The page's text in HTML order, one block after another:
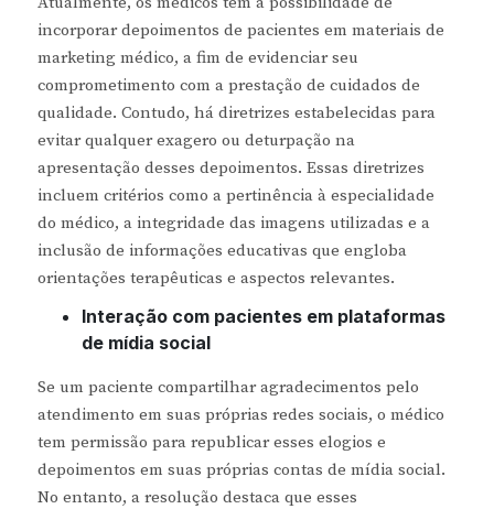
incorporar depoimentos de pacientes em materiais de
marketing médico, a fim de evidenciar seu
comprometimento com a prestação de cuidados de
qualidade. Contudo, há diretrizes estabelecidas para
evitar qualquer exagero ou deturpação na
apresentação desses depoimentos. Essas diretrizes
incluem critérios como a pertinência à especialidade
do médico, a integridade das imagens utilizadas e a
inclusão de informações educativas que engloba
orientações terapêuticas e aspectos relevantes.
Interação com pacientes em plataformas
de mídia social
Se um paciente compartilhar agradecimentos pelo
atendimento em suas próprias redes sociais, o médico
tem permissão para republicar esses elogios e
depoimentos em suas próprias contas de mídia social.
No entanto, a resolução destaca que esses